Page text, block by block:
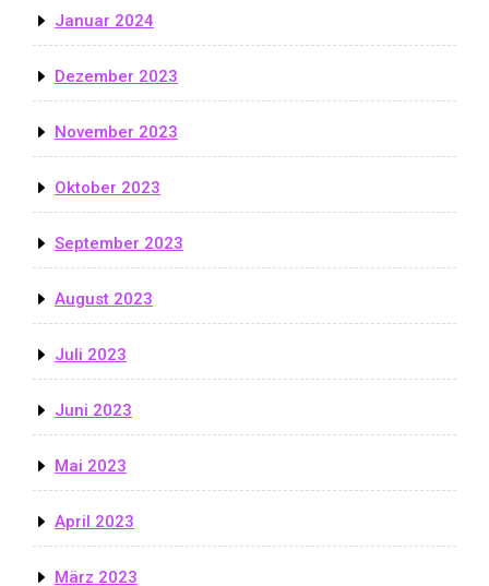
Januar 2024
Dezember 2023
November 2023
Oktober 2023
September 2023
August 2023
Juli 2023
Juni 2023
Mai 2023
April 2023
März 2023